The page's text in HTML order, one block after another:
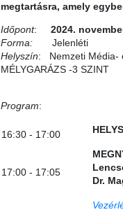
megtartásra, amely
Időpont: 2024.
Forma: Jelenléti
Helyszín:
Nemzeti Média-
MÉLYGARÁZS -3 SZINT
Program:
16:30 - 17:00
17:00 - 17:05
Dr.